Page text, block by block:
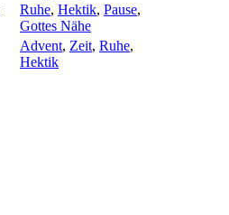
Ruhe, Hektik, Pause,
Gottes Nähe
Advent, Zeit, Ruhe,
Hektik